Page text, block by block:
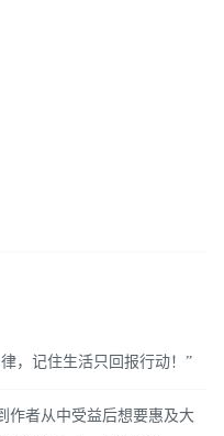
，记住生活只回报行动！”
作者从中受益后想要惠及大